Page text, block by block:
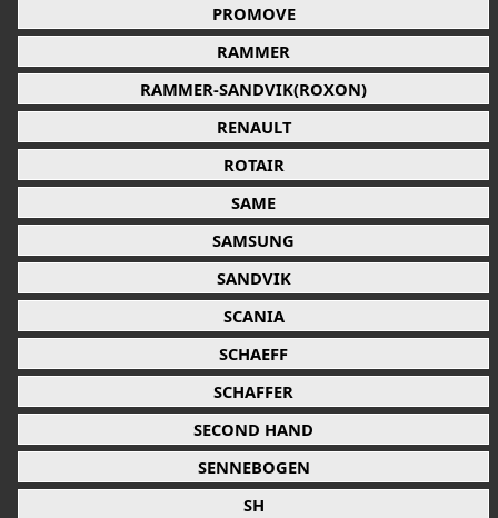
PROMOVE
RAMMER
RAMMER-SANDVIK(ROXON)
RENAULT
ROTAIR
SAME
SAMSUNG
SANDVIK
SCANIA
SCHAEFF
SCHAFFER
SECOND HAND
SENNEBOGEN
SH